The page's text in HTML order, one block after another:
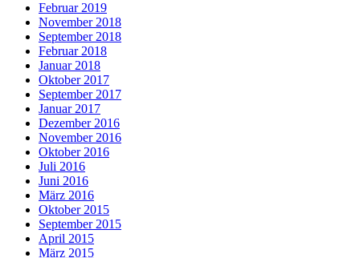
Februar 2019
November 2018
September 2018
Februar 2018
Januar 2018
Oktober 2017
September 2017
Januar 2017
Dezember 2016
November 2016
Oktober 2016
Juli 2016
Juni 2016
März 2016
Oktober 2015
September 2015
April 2015
März 2015